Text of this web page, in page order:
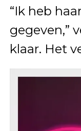
“Ik heb
gegeven,”
klaar. Het